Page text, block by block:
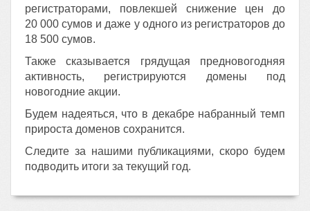
регистраторами, повлекшей снижение цен до
20 000 сумов и даже у одного из регистраторов до
18 500 сумов.
Также сказывается грядущая предновогодняя
активность, регистрируются домены под
новогодние акции.
Будем надеяться, что в декабре набранный темп
прироста доменов сохранится.
Следите за нашими публикациями, скоро будем
подводить итоги за текущий год.